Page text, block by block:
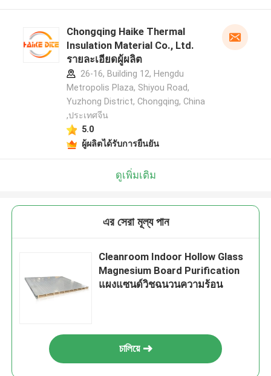
Chongqing Haike Thermal
Insulation Material Co., Ltd.
รายละเอียดผู้ผลิต
26-16, Building 12, Hengdu
Metropolis Plaza, Shiyou Road,
Yuzhong District, Chongqing, China
,ประเทศจีน
5.0
ผู้ผลิตได้รับการยืนยัน
ดูเพิ่มเติม
এর সেরা মূল্য পান
Cleanroom Indoor Hollow Glass
Magnesium Board Purification
แผงแซนด์วิชฉนวนความร้อน
চালিয়ে